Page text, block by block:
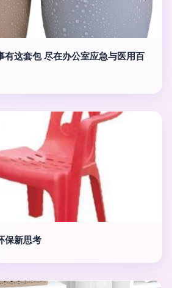
有这套包 尽在办公室应急与医用百
保新思考